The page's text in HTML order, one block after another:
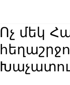
Ոչ մեկ